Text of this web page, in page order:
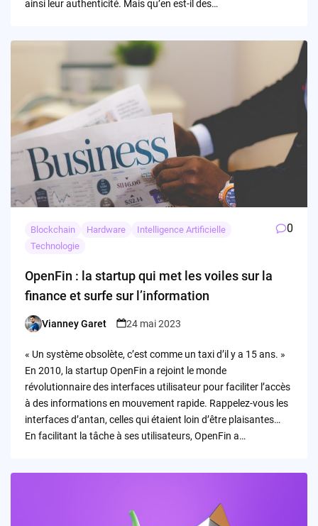
ainsi leur authenticité. Mais qu’en est-il des…
Blockchain Hardware
Intelligence Artificielle
Technologie
0
OpenFin : la startup qui met les voiles sur la
finance et surfe sur l’information
Posted
Vianney Garet 24 mai 2023
« Un système obsolète, c’est comme un taxi d’il y a 15 ans. »
En 2010, la startup OpenFin a rejoint le monde
révolutionnaire des interfaces utilisateur pour faciliter l’accès
à des informations en mouvement rapide. Rappelez-vous les
interfaces d’antan, celles qui étaient loin d’être plaisantes…
En facilitant la tâche à ses utilisateurs, OpenFin a…